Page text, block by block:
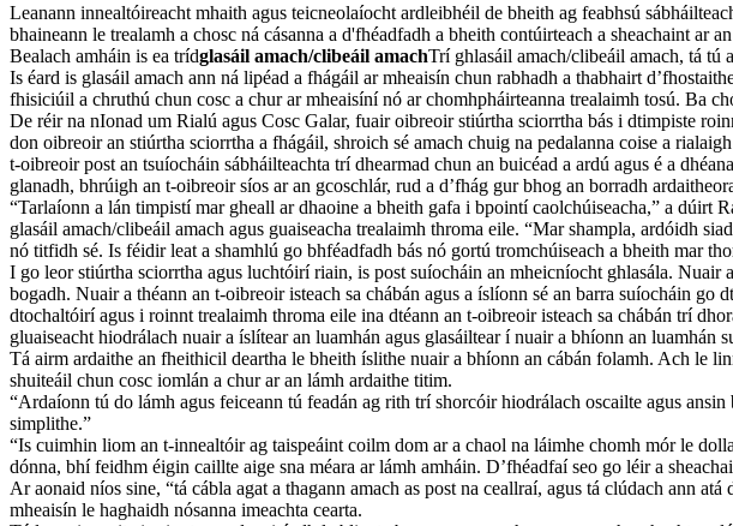
Leanann innealtóireacht mhaith agus teicneolaíocht ardleibhéil de bheith ag feabhsú
bhaineann le trealamh a chosc ná cásanna a d'fhéadfadh a bheith contúirteach a sheachaint ar
Bealach amháin is ea trídglasáil amach/clibeáil amachTrí ghlasáil amach/clibeáil amach, tá tú
Is éard is glasáil amach ann ná lipéad a fhágáil ar mheaisín chun rabhadh a thabhairt
fhisiciúil a chruthú chun cosc ​​a chur ar mheaisíní nó ar chomhpháirteanna trealaimh tosú. Ba
De réir na nIonad um Rialú agus Cosc Galar, fuair oibreoir stiúrtha sciorrtha bás i dtimpiste
don oibreoir an stiúrtha sciorrtha a fhágáil, shroich sé amach chuig na pedalanna coise a
t-oibreoir post an tsuíocháin sábháilteachta trí dhearmad chun an buicéad a ardú agus é a
glanadh, bhrúigh an t-oibreoir síos ar an gcoschlár, rud a d’fhág gur bhog an borradh
“Tarlaíonn a lán timpistí mar gheall ar dhaoine a bheith gafa i bpointí caolchúiseacha,” a dúirt
glasáil amach/clibeáil amach agus guaiseacha trealaimh throma eile. “Mar shampla, ardóidh
nó titfidh sé. Is féidir leat a shamhlú go bhféadfadh bás nó gortú tromchúiseach a bheith mar
I go leor stiúrtha sciorrtha agus luchtóirí riain, is post suíocháin an mheicníocht ghlasála.
bogadh. Nuair a théann an t-oibreoir isteach sa chábán agus a íslíonn sé an barra suíocháin
dtochaltóirí agus i roinnt trealaimh throma eile ina dtéann an t-oibreoir isteach sa chábán trí
gluaiseacht hiodrálach nuair a íslítear an luamhán agus glasáiltear í nuair a bhíonn an luamhán
Tá airm ardaithe an fheithicil deartha le bheith íslithe nuair a bhíonn an cábán folamh. Ach le
shuiteáil chun cosc ​​iomlán a chur ar an lámh ardaithe titim.
“Ardaíonn tú do lámh agus feiceann tú feadán ag rith trí shorcóir hiodrálach oscailte agus
simplithe.”
“Is cuimhin liom an t-innealtóir ag taispeáint coilm dom ar a chaol na láimhe chomh mór le
dónna, bhí feidhm éigin caillte aige sna méara ar lámh amháin. D’fhéadfaí seo go léir a
Ar aonaid níos sine, “tá cábla agat a thagann amach as post na ceallraí, agus tá clúdach ann
mheaisín le haghaidh nósanna imeachta cearta.